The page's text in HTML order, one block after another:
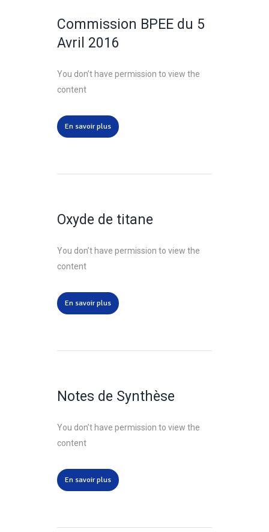
Commission BPEE du 5
Avril 2016
You don’t have permission to view the
content
En savoir plus
Oxyde de titane
You don’t have permission to view the
content
En savoir plus
Notes de Synthèse
You don’t have permission to view the
content
En savoir plus